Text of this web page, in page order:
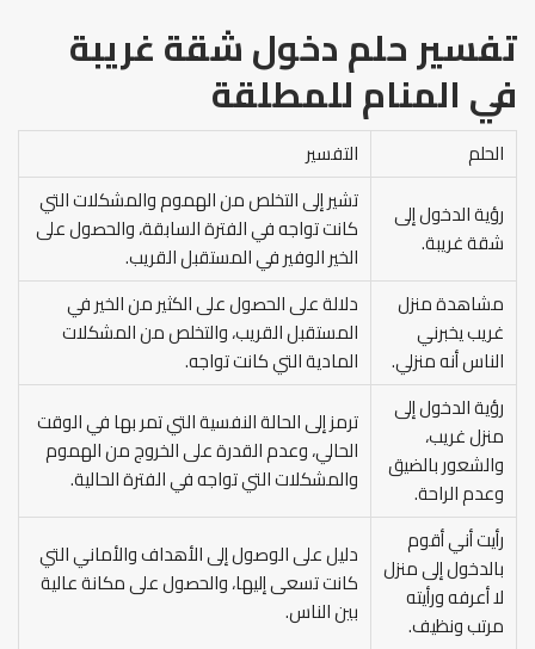
تفسير حلم دخول شقة غريبة
في المنامللمطلقة
الحلم
التفسير
رؤية الدخول إلى
شقة غريبة.
تشير إلى التخلص من الهموم والمشكلات التي
كانت تواجه في الفترة السابقة، والحصول على
الخير الوفير في المستقبل القريب.
مشاهدة منزل
غريب يخبرني
الناس أنه منزلي.
دلالة على الحصول على الكثير من الخير في
المستقبل القريب، والتخلص من المشكلات
المادية التي كانت تواجه.
رؤية الدخول إلى
منزل غريب،
والشعور بالضيق
وعدم الراحة.
ترمز إلى الحالة النفسية التي تمر بها في الوقت
الحالي، وعدم القدرة على الخروج من الهموم
والمشكلات التي تواجه في الفترة الحالية.
رأيت أني أقوم
بالدخول إلى منزل
لا أعرفه ورأيته
مرتب ونظيف.
دليل على الوصول إلى الأهداف والأماني التي
كانت تسعى إليها، والحصول على مكانة عالية
بين الناس.